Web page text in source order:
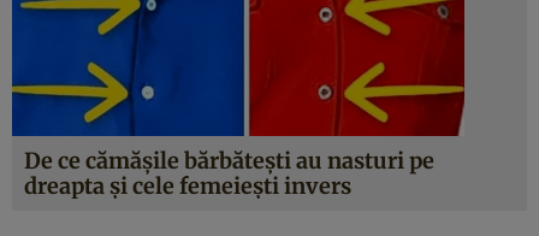
De ce cămăşile bărbăteşti au nasturi pe
dreapta şi cele femeieşti invers